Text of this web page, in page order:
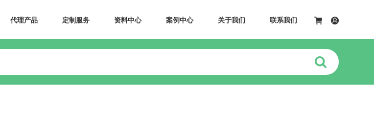
代理产品 定制服务 资料中心 案例中心 关于我们 联系我们